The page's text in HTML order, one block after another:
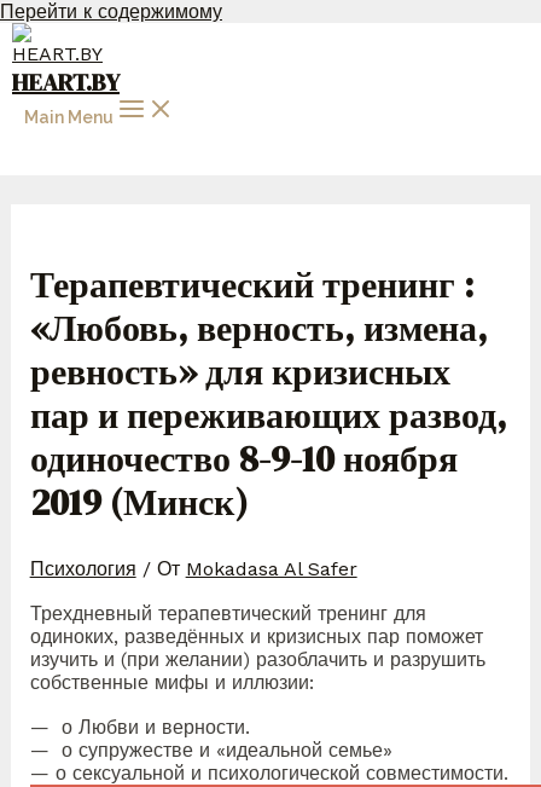
Перейти к содержимому
HEART.BY
Main Menu
Терапевтический тренинг :
«Любовь, верность, измена,
ревность» для кризисных
пар и переживающих развод,
одиночество 8-9-10 ноября
2019 (Минск)
Психология / От Mokadasa Al Safer
Трехдневный терапевтический тренинг для
одиноких, разведённых и кризисных пар поможет
изучить и (при желании) разоблачить и разрушить
собственные мифы и иллюзии:
— о Любви и верности.
— о супружестве и «идеальной семье»
— о сексуальной и психологической совместимости.